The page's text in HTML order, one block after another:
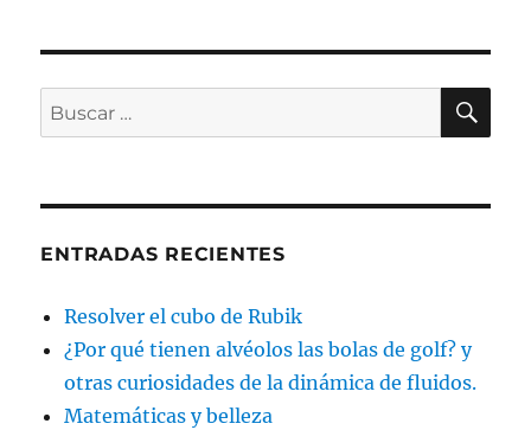
Buscar
por:
ENTRADAS RECIENTES
Resolver el cubo de Rubik
¿Por qué tienen alvéolos las bolas de golf? y
otras curiosidades de la dinámica de fluidos.
Matemáticas y belleza